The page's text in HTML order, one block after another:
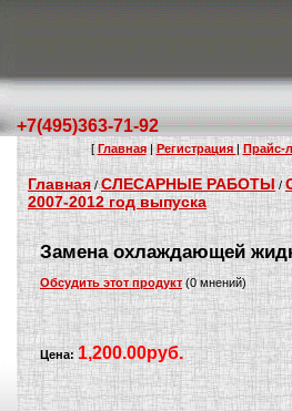
+7(495)363-71-92
[ Главная | Регистрация|Прайс-
Главная/СЛЕСАРНЫЕ РАБОТЫ/
2007-2012 год выпуска
Замена охлаждающей
Обсудить этот продукт(0 мнений)
Цена:1,200.00руб.